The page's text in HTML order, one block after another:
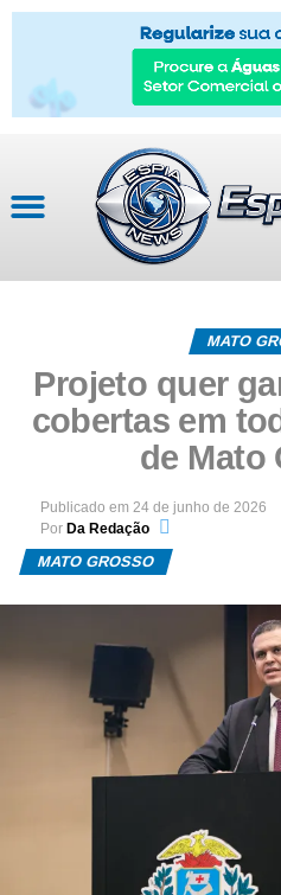
MATO
Projeto quer
cobertas em
de Mato
Publicado em 24 de junho de 2026
Por Da Redação
MATO GROSSO